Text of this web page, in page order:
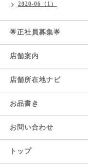
2020-06（1）
🌟正社員募集🌟
店舗案内
店舗所在地ナビ
お品書き
お問い合わせ
トップ